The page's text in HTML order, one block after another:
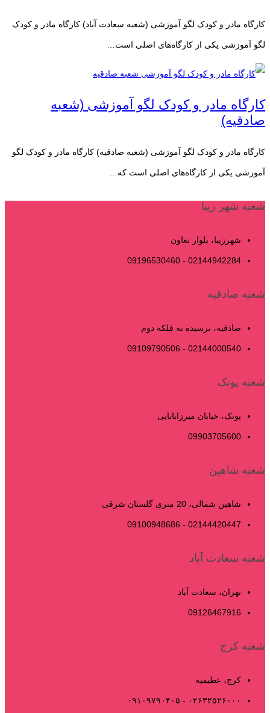
کارگاه مادر و کودک لگو آموزشی (شعبه سعادت آباد) کارگاه مادر و کودک
لگو آموزشی یکی از کارگاه‌های اصلی است…
کارگاه مادر و کودک لگو آموزشی (شعبه
صادقیه)
کارگاه مادر و کودک لگو آموزشی (شعبه صادقیه) کارگاه مادر و کودک لگو
آموزشی یکی از کارگاه‌های اصلی است که…
شعبه شهر زیبا
شهرزیبا، بلوار تعاون
02144942284 - 09196530460
شعبه صادقیه
صادقیه، نرسیده به فلکه دوم
02144000540 - 09109790506
شعبه پونک
پونک، خیابان میرزابابایی
09903705600
شعبه شاهین
شاهین شمالی، 20 متری گلستان شرقی
02144420447 - 09100948686
شعبه سعادت آباد
تهران، سعادت آباد
09126467916
شعبه کرج
کرج، عظیمیه
۰۲۶۳۲۵۲۶۰۰۰ - ۰۹۱۰۹۷۹۰۴۰۵